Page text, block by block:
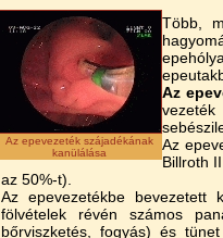
Az epevezeték szájadékának
kanülálása
Több,
Az
Az
Billroth
az 50%-t).
Az epevezetékbe bevezetett
fölvételek révén számos
bőrviszketés, fogyás) és